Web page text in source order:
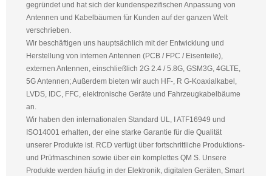
gegründet und hat sich der kundenspezifischen Anpassung von
Antennen und Kabelbäumen für Kunden auf der ganzen Welt
verschrieben.
Wir beschäftigen uns hauptsächlich mit der Entwicklung und
Herstellung von internen Antennen (PCB / FPC / Eisenteile),
externen Antennen, einschließlich 2G 2.4 / 5.8G, GSM3G, 4GLTE,
5G Antennen; Außerdem bieten wir auch HF-, R G-Koaxialkabel,
LVDS, IDC, FFC, elektronische Geräte und Fahrzeugkabelbäume
an.
Wir haben den internationalen Standard UL, I ATF16949 und
ISO14001 erhalten, der eine starke Garantie für die Qualität
unserer Produkte ist. RCD verfügt über fortschrittliche Produktions-
und Prüfmaschinen sowie über ein komplettes QM S. Unsere
Produkte werden häufig in der Elektronik, digitalen Geräten, Smart